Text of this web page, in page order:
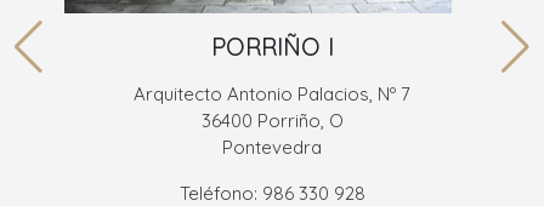
PORRIÑO I
Arquitecto Antonio Palacios, Nº 7
36400 Porriño, O
Pontevedra
Teléfono: 986 330 928